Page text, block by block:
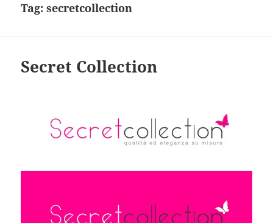
Tag:secretcollection
Secret Collection